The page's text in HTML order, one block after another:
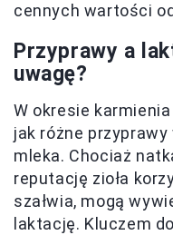
cennych wartości
Przyprawy a
uwagę?
W okresie
jak różne przyprawy
mleka. Chociaż
reputację zioła
szałwia, mogą
laktację. Kluczem